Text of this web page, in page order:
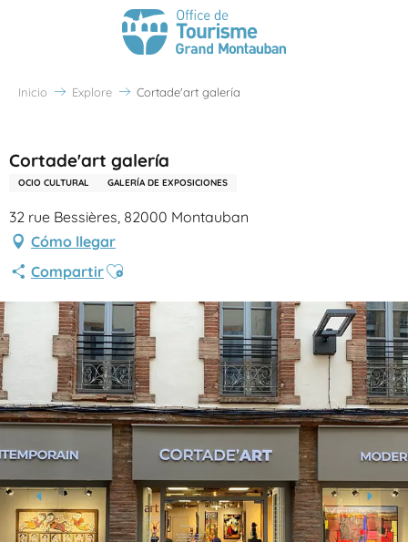
Inicio Explore Cortade'art galería
Cortade'art galería
OCIO CULTURAL GALERÍA DE EXPOSICIONES
32 rue Bessières, 82000 Montauban
Cómo llegar
CompartirAjouter aux favoris